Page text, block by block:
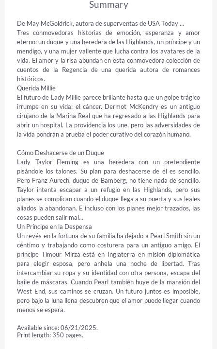
Summary
De May McGoldrick, autora de superventas de USA Today …
Tres conmovedoras historias de emoción, esperanza y amor
eterno: un duque y una heredera de las Highlands, un príncipe y un
mendigo, y una mujer valiente que lucha contra los avatares de la
vida. El amor y la risa abundan en esta conmovedora colección de
cuentos de la Regencia de una querida autora de romances
históricos.
Querida Millie
El futuro de Lady Millie parece brillante hasta que un golpe trágico
irrumpe en su vida: el cáncer. Dermot McKendry es un antiguo
cirujano de la Marina Real que ha regresado a las Highlands para
abrir un hospital. La providencia los une, pero las adversidades de
la vida pondrán a prueba el poder curativo del corazón humano.
Cómo Deshacerse de un Duque
Lady Taylor Fleming es una heredera con un pretendiente
pisándole los talones. Su plan para deshacerse de él es sencillo.
Pero Franz Aurech, duque de Bamberg, no tiene nada de sencillo.
Taylor intenta escapar a un refugio en las Highlands, pero sus
planes se complican cuando el duque llega a su puerta y sus leales
aliados la abandonan. E incluso con los planes mejor trazados, las
cosas pueden salir mal...
Un Príncipe en la Despensa
Un revés en la fortuna de su familia ha dejado a Pearl Smith sin un
céntimo y trabajando como costurera para un antiguo amigo. El
príncipe Timour Mirza está en Inglaterra en misión diplomática
para elegir esposa, pero anhela una noche de libertad. Tras
intercambiar su ropa y su identidad con otra persona, escapa del
baile de máscaras. Cuando Pearl también huye de la mansión del
West End, sus caminos se cruzan. Un futuro juntos es imposible,
pero bajo la luna llena descubren que el amor puede llegar cuando
menos se espera.
Available since: 06/21/2025.
Print length: 350 pages.